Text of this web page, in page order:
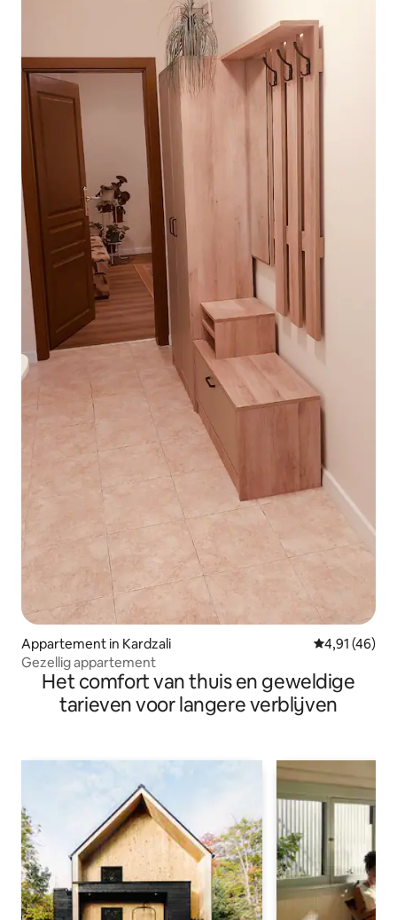
Appartement in Kardzali Gemiddelde
4,91 (46)
Gezellig appartement
Het comfort van thuis en geweldige
tarieven voor langere verblijven